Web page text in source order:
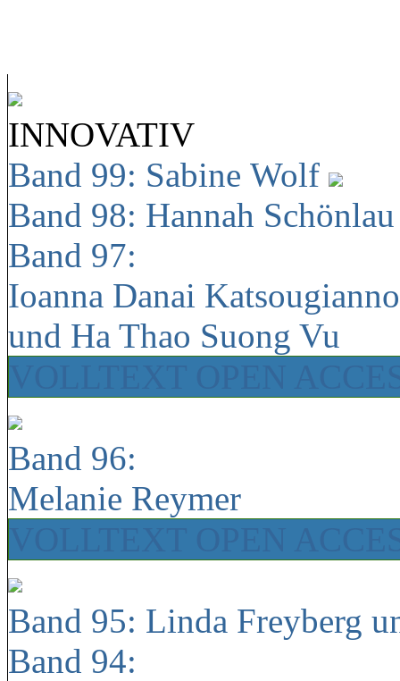
INNOVATIV
Band 99: Sabine Wolf
Band 98: Hannah
Band 97:
Ioanna Danai
und Ha Thao Suong Vu
Band 96:
Melanie Reymer
Band 95: Linda Freyberg
Band 94: